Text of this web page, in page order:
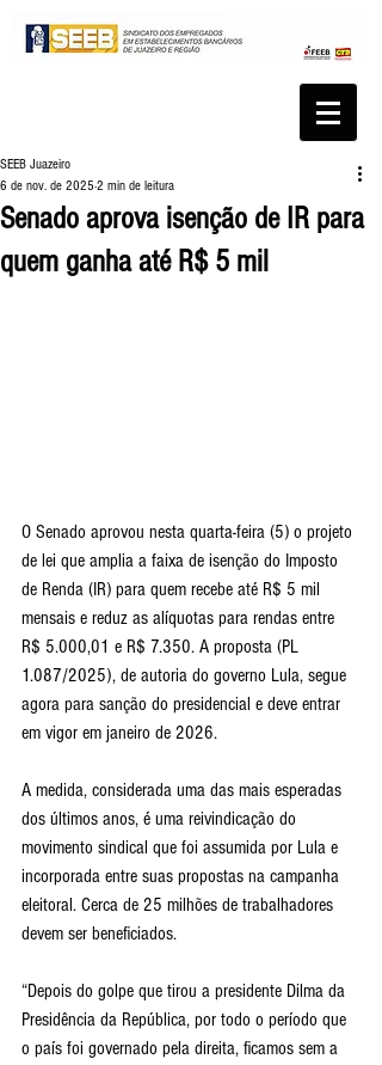
Senado aprova isenção de IR para
quem ganha até R$ 5 mil
SEEB Juazeiro
6 de nov. de 2025 2 min de leitura
O Senado aprovou nesta quarta-feira (5) o projeto
de lei que amplia a faixa de isenção do Imposto
de Renda (IR) para quem recebe até R$ 5 mil
mensais e reduz as alíquotas para rendas entre
R$ 5.000,01 e R$ 7.350. A proposta (PL
1.087/2025), de autoria do governo Lula, segue
agora para sanção do presidencial e deve entrar
em vigor em janeiro de 2026.
A medida, considerada uma das mais esperadas
dos últimos anos, é uma reivindicação do
movimento sindical que foi assumida por Lula e
incorporada entre suas propostas na campanha
eleitoral. Cerca de 25 milhões de trabalhadores
devem ser beneficiados.
“Depois do golpe que tirou a presidente Dilma da
Presidência da República, por todo o período que
o país foi governado pela direita, ficamos sem a